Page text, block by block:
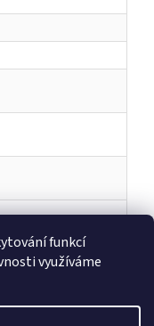
funkcí
využíváme